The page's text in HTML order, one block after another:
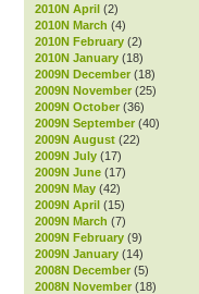
2010N April (2)
2010N March (4)
2010N February (2)
2010N January (18)
2009N December (18)
2009N November (25)
2009N October (36)
2009N September (40)
2009N August (22)
2009N July (17)
2009N June (17)
2009N May (42)
2009N April (15)
2009N March (7)
2009N February (9)
2009N January (14)
2008N December (5)
2008N November (18)